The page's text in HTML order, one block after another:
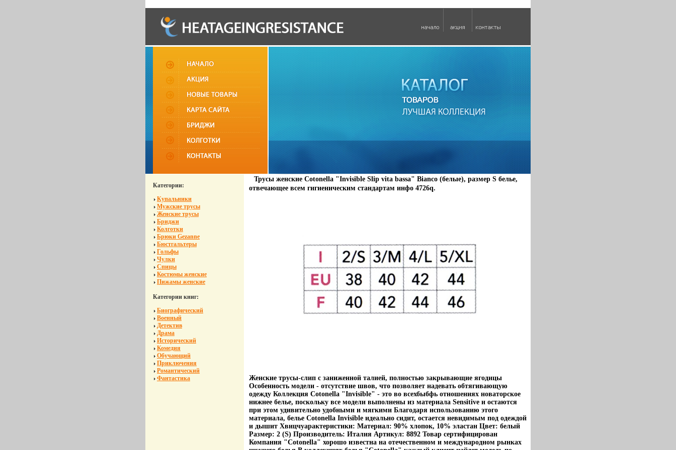
Категории:
Купальники
Мужские трусы
Женские трусы
Бриджи
Колготки
Брюки Gezanne
Бюстгальтеры
Гольфы
Чулки
Спицы
Костюмы женские
Пижамы женские
Категории книг:
Биографический
Военный
Детектив
Драма
Исторический
Комедия
Обучающий
Приключения
Романтический
Фантастика
Трусы женские Cotonella "Invisible Slip vita bassa" Bianco (белые), размер S белье,
отвечающее всем гигиеническим стандартам инфо 4726q.
Женские трусы-слип с заниженной талией, полностью закрывающие ягодицы
Особенность модели - отсутствие швов, что позволяет надевать обтягивающую
одежду Коллекция Cotonella "Invisible" - это во всехбыбфь отношениях новаторское
нижнее белье, поскольку все модели выполнены из материала Sensitive и остаются
при этом удивительно удобными и мягкими Благодаря использованию этого
материала, белье Cotonella Invisible идеально сидит, остается невидимым под одеждой
и дышит Хвицчуарактеристики: Материал: 90% хлопок, 10% эластан Цвет: белый
Размер: 2 (S) Производитель: Италия Артикул: 8892 Товар сертифицирован
Компания "Cotonella" хорошо известна на отечественном и международном рынках